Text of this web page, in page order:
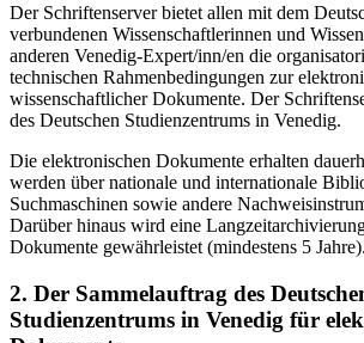
Der Schriftenserver bietet allen mit dem
verbundenen Wissenschaftlerinnen und
anderen Venedig-Expert/inn/en die
technischen Rahmenbedingungen zur
wissenschaftlicher Dokumente. Der
des Deutschen Studienzentrums in Venedig.
Die elektronischen Dokumente erhalten
werden über nationale und internationale
Suchmaschinen sowie andere
Darüber hinaus wird eine
Dokumente gewährleistet (mindestens 5 Jahre).
2. Der Sammelauftrag des
Studienzentrums in Venedig für